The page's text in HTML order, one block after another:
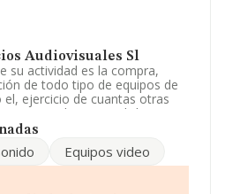
Audiovisuales Sl
su actividad es la compra,
de todo tipo de equipos de
ejercicio de cuantas otras
o analogia con dicho
está registrada como
actividades relacionadas
La empresa no tiene
Equipos video